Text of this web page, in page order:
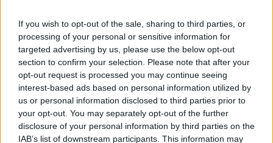
If you wish to opt-out of the sale, sharing to third parties, or
processing of your personal or sensitive information for
targeted advertising by us, please use the below opt-out
section to confirm your selection. Please note that after your
opt-out request is processed you may continue seeing
interest-based ads based on personal information utilized by
us or personal information disclosed to third parties prior to
your opt-out. You may separately opt-out of the further
disclosure of your personal information by third parties on the
IAB’s list of downstream participants. This information may